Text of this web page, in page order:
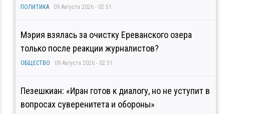
ПОЛИТИКА 09 Августа 2026 - 02:51
Мэрия взялась за очистку Ереванского озера
только после реакции журналистов?
ОБЩЕСТВО 09 Августа 2026 - 02:31
Пезешкиан: «Иран готов к диалогу, но не уступит в
вопросах суверенитета и обороны»